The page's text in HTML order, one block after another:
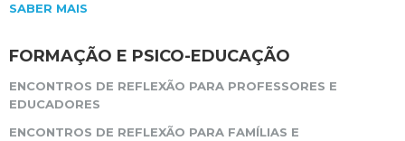
SABER MAIS
FORMAÇÃO E PSICO-EDUCAÇÃO
ENCONTROS DE REFLEXÃO PARA PROFESSORES E
EDUCADORES
ENCONTROS DE REFLEXÃO PARA FAMÍLIAS E